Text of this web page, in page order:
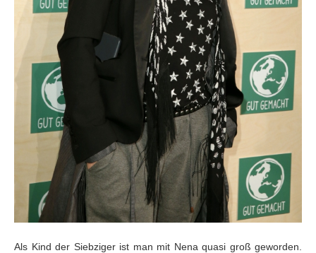
Als Kind der Siebziger ist man mit Nena quasi groß geworden.